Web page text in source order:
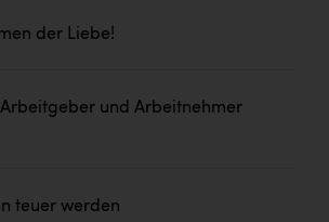
der Liebe!
und Arbeitnehmer
teuer werden